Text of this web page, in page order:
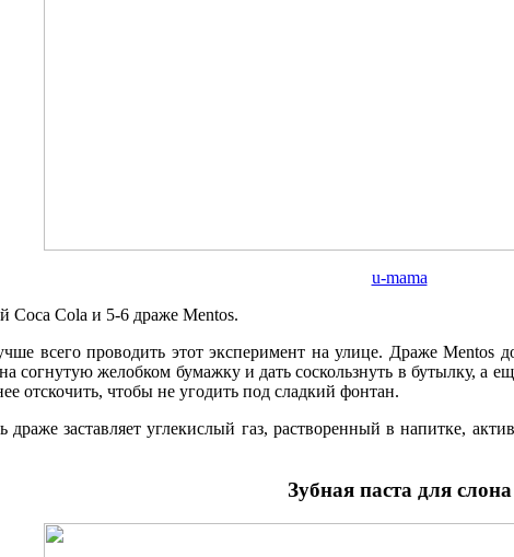
u-mama
Coca Cola и 5-6 драже Mentos.
всего проводить этот эксперимент на улице. Драже
согнутую желобком бумажку и дать соскользнуть в бутылку, а
отскочить, чтобы не угодить под сладкий фонтан.
драже заставляет углекислый газ, растворенный в напитке,
Зубная паста для слона